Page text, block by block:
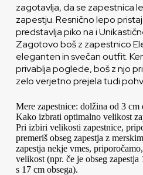
zagotavlja, da se zapestnica
zapestju. Resnično lepo
predstavlja piko na i
Zagotovo boš z zapestnico
eleganten in svečan outfit.
privablja poglede, boš z njo
zelo verjetno prejela tudi
Mere zapestnice: dolžina od 3 cm
Kako izbrati optimalno velikost
Pri izbiri velikosti zapestnice,
premeriš obseg zapestja z
zapestja nekje vmes,
velikost (npr. če je obseg zapestja
s 17 cm obsega).